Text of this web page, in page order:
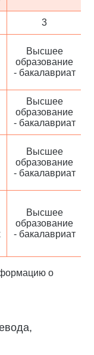
3
Высшее
образование
- бакалавриат
Высшее
образование
- бакалавриат
Высшее
образование
- бакалавриат
Высшее
образование
- бакалавриат
о